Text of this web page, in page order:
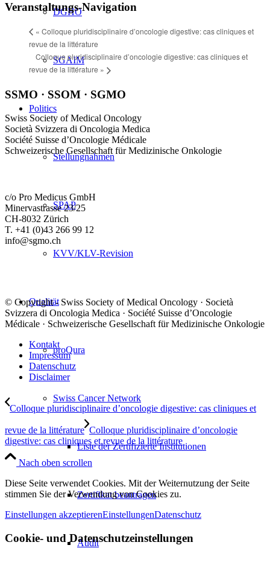
DGHO
SGAIM
Politics
Stellungnahmen
SPAP
KVV/KLV-Revision
Qualität
proQura
Swiss Cancer Network
Liste der Zertifizierte Institutionen
Zertifikat beantragen
Audit
Veranstaltungs-Navigation
« Colloque pluridisciplinaire d’oncologie digestive: cas cliniques et
revue de la littérature
Colloque pluridisciplinaire d’oncologie digestive: cas cliniques et
revue de la littérature »
SSMO · SSOM · SGMO
Swiss Society of Medical Oncology
Società Svizzera di Oncologia Medica
Société Suisse d’Oncologie Médicale
Schweizerische Gesellschaft für Medizinische Onkologie
c/o Pro Medicus GmbH
Minervastrasse 23/25
CH-8032 Zürich
T. +41 (0)43 266 99 12
info@sgmo.ch
© Copyright - Swiss Society of Medical Oncology · Società
Svizzera di Oncologia Medica · Société Suisse d’Oncologie
Médicale · Schweizerische Gesellschaft für Medizinische Onkologie
Kontakt
Impressum
Datenschutz
Disclaimer
Colloque pluridisciplinaire d’oncologie digestive: cas cliniques et
revue de la littérature Colloque pluridisciplinaire d’oncologie
digestive: cas cliniques et revue de la littérature
Nach oben scrollen
Diese Seite verwendet Cookies. Mit der Weiternutzung der Seite
stimmen Sie der Verwendung von Cookies zu.
Einstellungen akzeptierenEinstellungenDatenschutz
Cookie- und Datenschutzeinstellungen